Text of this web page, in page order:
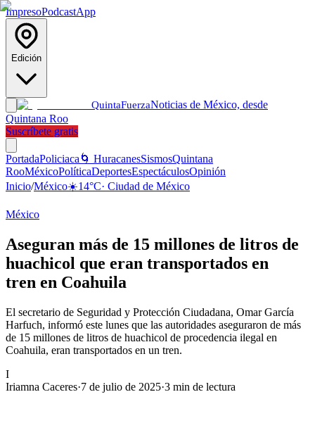
ImpresoPodcastApp
Edición
QuintaFuerzaNoticias de México, desde
Quintana Roo
Suscríbete gratis
PortadaPoliciaca 🌀 HuracanesSismosQuintana
RooMéxicoPolíticaDeportesEspectáculosOpinión
Inicio/México☀️14°C· Ciudad de México
México
Aseguran más de 15 millones de litros de
huachicol que eran transportados en
tren en Coahuila
El secretario de Seguridad y Protección Ciudadana, Omar García
Harfuch, informó este lunes que las autoridades aseguraron de más
de 15 millones de litros de huachicol de procedencia ilegal en
Coahuila, eran transportados en un tren.
I
Iriamna Caceres·7 de julio de 2025·3 min de lectura